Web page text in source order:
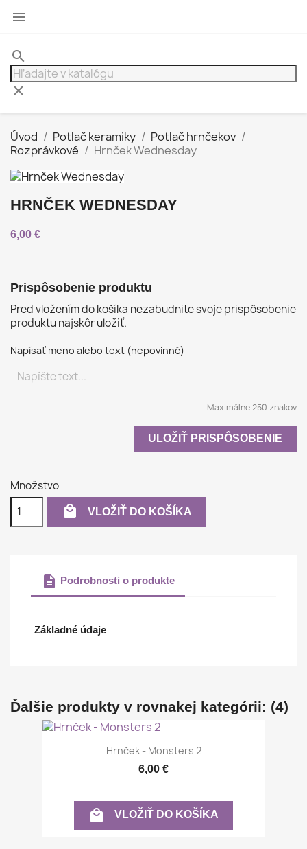

search
clear
Úvod Potlač keramiky
Potlač hrnčekov
Rozprávkové
Hrnček Wednesday
HRNČEK WEDNESDAY
6,00 €
Prispôsobenie produktu
Pred vložením do košíka nezabudnite svoje prispôsobenie
produktu najskôr uložiť.
Napísať meno alebo text (nepovinné)
Maximálne 250 znakov
ULOŽIŤ PRISPÔSOBENIE
Množstvo
 VLOŽIŤ DO KOŠÍKA
description Podrobnosti o produkte
Základné údaje
Ďalšie produkty v rovnakej kategórii: (4)
Hrnček - Monsters 2
6,00 €
 VLOŽIŤ DO KOŠÍKA